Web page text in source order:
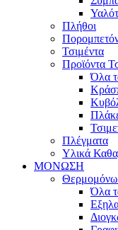
Πλήθοι
Τσιμέντα
Προϊόντα
Όλα
Πλέγματα
Υλικά
ΜΟΝΩΣΗ
Όλα